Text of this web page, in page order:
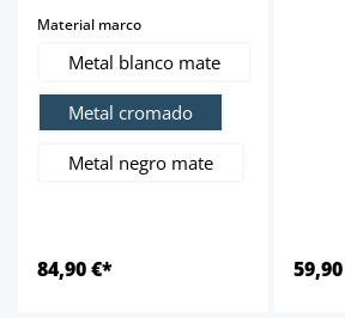
Material marcoselect
Metal blanco mate
Metal cromado
Metal negro mate
84,90 €*